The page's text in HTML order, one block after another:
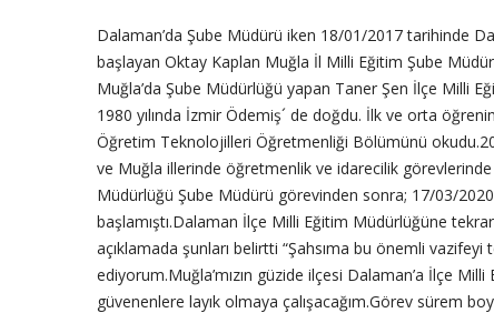
Dalaman’da Şube Müdürü iken 18/01/2017 tarihinde
başlayan Oktay Kaplan Muğla İl Milli Eğitim Şube
Muğla’da Şube Müdürlüğü yapan Taner Şen İlçe Milli
1980 yılında İzmir Ödemiş´ de doğdu. İlk ve orta
Öğretim Teknolojilleri Öğretmenliği Bölümünü
ve Muğla illerinde öğretmenlik ve idarecilik
Müdürlüğü Şube Müdürü görevinden sonra; 17/03/
başlamıştı.Dalaman İlçe Milli Eğitim Müdürlüğüne
açıklamada şunları belirtti “Şahsıma bu önemli
ediyorum.Muğla’mızın güzide ilçesi Dalaman’a İlçe
güvenenlere layık olmaya çalışacağım.Görev sürem